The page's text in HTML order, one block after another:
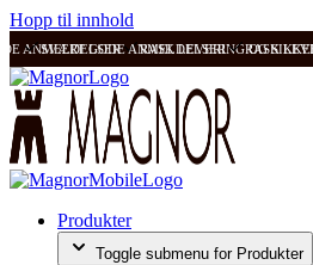
Hopp til innhold
ANMELDELSER RASK LEVERING OG
SVÆRT GODE ANMELDELSER RASK
Produkter
Toggle submenu for Produkter